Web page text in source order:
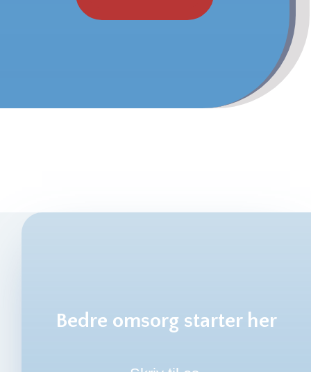
Bedre omsorg starter her